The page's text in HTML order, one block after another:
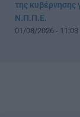
της κυβέρνησης
Ν.Π.Π.Ε.
01/08/2026 - 11:03